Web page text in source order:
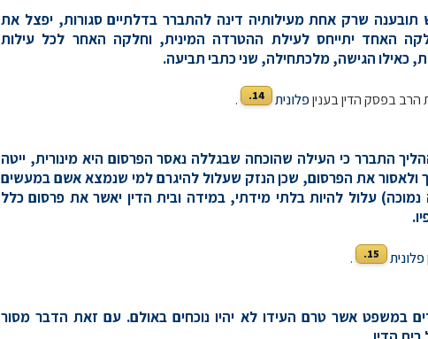
תובענה שרק אחת מעילותיה דינה להתברר בדלתיים סגורות, יפצל את
האחד יתייחס לעילת ההטרדה המינית, וחלקה האחר לכל עילות
כאילו הגישה, מלכתחילה, שני כתבי תביעה.
בפסק הדין בעניןפלונית 14.
.
ההליך התברר כי העילה שהוכחה שבגללה נאסר הפרסום היא מינורית, ייטה
ולאסור את הפרסום, שכן הנזק שעלול להיגרם למי שנמצא אשם במעשים
עלול להיות בלתי מידתי, במידה ובית הדין יאשר את פרסום כלל
פלונית 15.
.
במשפט אשר טרם העידו לא יהיו נוכחים באולם. עם זאת הדבר מסור